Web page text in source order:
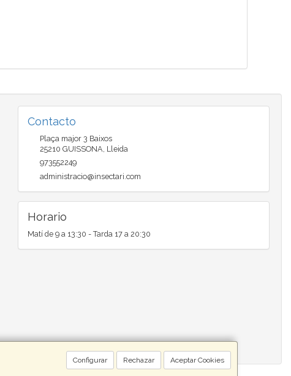
Configurar Rechazar Aceptar Cookies
Contacto
Plaça major 3 Baixos
25210 GUISSONA, Lleida
973552249
administracio@insectari.com
Horario
Matí de 9 a 13:30 - Tarda 17 a 20:30